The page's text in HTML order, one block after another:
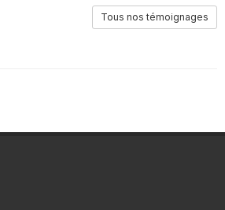
Tous nos témoignages